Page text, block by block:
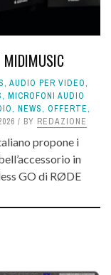
MIDIMUSIC
, AUDIO PER VIDEO,
, MICROFONI AUDIO
, NEWS, OFFERTE,
BY REDAZIONE
propone i
in
GO di RØDE